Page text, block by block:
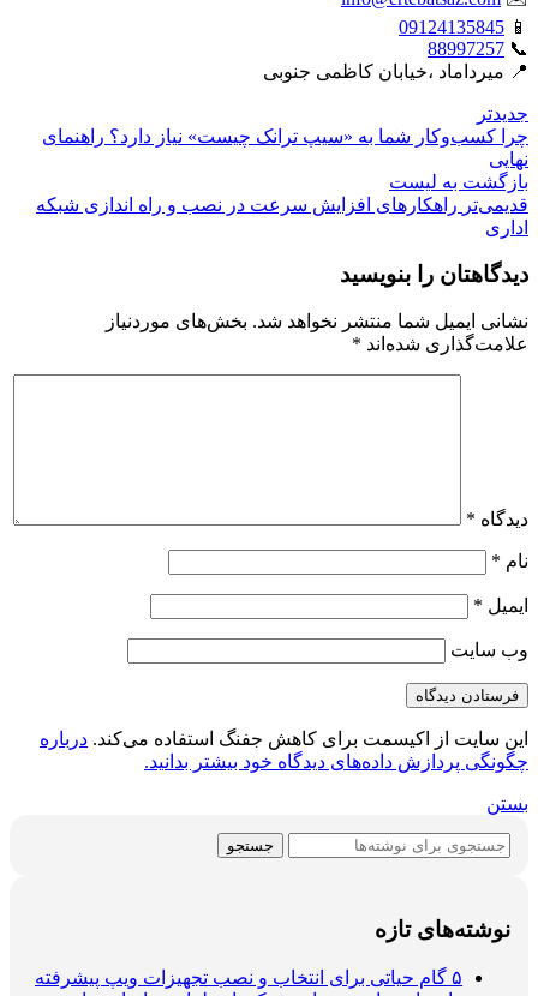
📱
09124135845
📞
88997257
📍 میرداماد ،خیابان کاظمی جنوبی
جدیدتر
چرا کسب‌وکار شما به «سیپ ترانک چیست» نیاز دارد؟ راهنمای
نهایی
بازگشت بە لیست
قدیمی‌تر راهکارهای افزایش سرعت در نصب و راه اندازی شبکه
اداری
دیدگاهتان را بنویسید
نشانی ایمیل شما منتشر نخواهد شد. بخش‌های موردنیاز
علامت‌گذاری شده‌اند *
دیدگاه *
نام *
ایمیل *
وب‌ سایت
این سایت از اکیسمت برای کاهش جفنگ استفاده می‌کند. درباره
چگونگی پردازش داده‌های دیدگاه خود بیشتر بدانید.
بستن
جستجو
نوشته‌های تازه
۵ گام حیاتی برای انتخاب و نصب تجهیزات ویپ پیشرفته